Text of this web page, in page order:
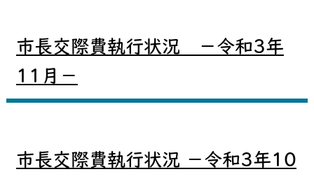
市長交際費執行状況 －令和3年
11月－
市長交際費執行状況 －令和3年10